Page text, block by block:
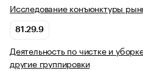
Исследование конъюнктуры
81.29.9
Деятельность по чистке и
другие группировки